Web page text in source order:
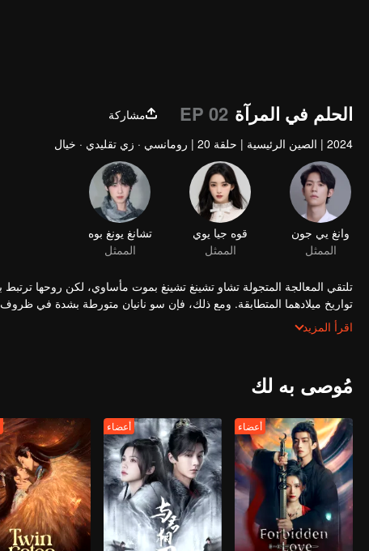
الحلم في المرآة EP 02
مشاركة
2024
| الصين الرئيسية | حلقة 20 | رومانسي · زي تقليدي · خيال
وانغ يي جون
الممثل
قوه جيا يوي
الممثل
تشانغ يونغ بوه
الممثل
تلتقي المعالجة المتجولة تشاو تشينغ تشينغ بموت مأساوي، لكن روحها
تواريخ ميلادهما المتطابقة. ومع ذلك، فإن سو نانيان متورطة بشدة في ظروف
تشينغ الحاد، تشرع المرأتان، اللتان تتقاسمان جسدًا واحدًا، في رحلة انتقام
اقرأ المزيد
مُوصى به لك
أعضاء أعضاء